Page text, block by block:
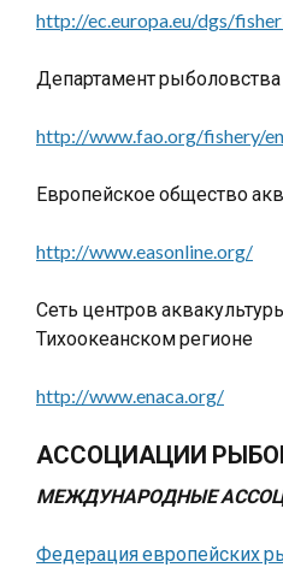
http://ec.europa.eu/dgs/
Департамент
http://www.fao.org/fishery/en
Европейское общество
http://www.easonline.org/
Сеть центров
Тихоокеанском регионе
http://www.enaca.org/
АССОЦИАЦИИ
МЕЖДУНАРОДНЫЕ
Федерация европейских